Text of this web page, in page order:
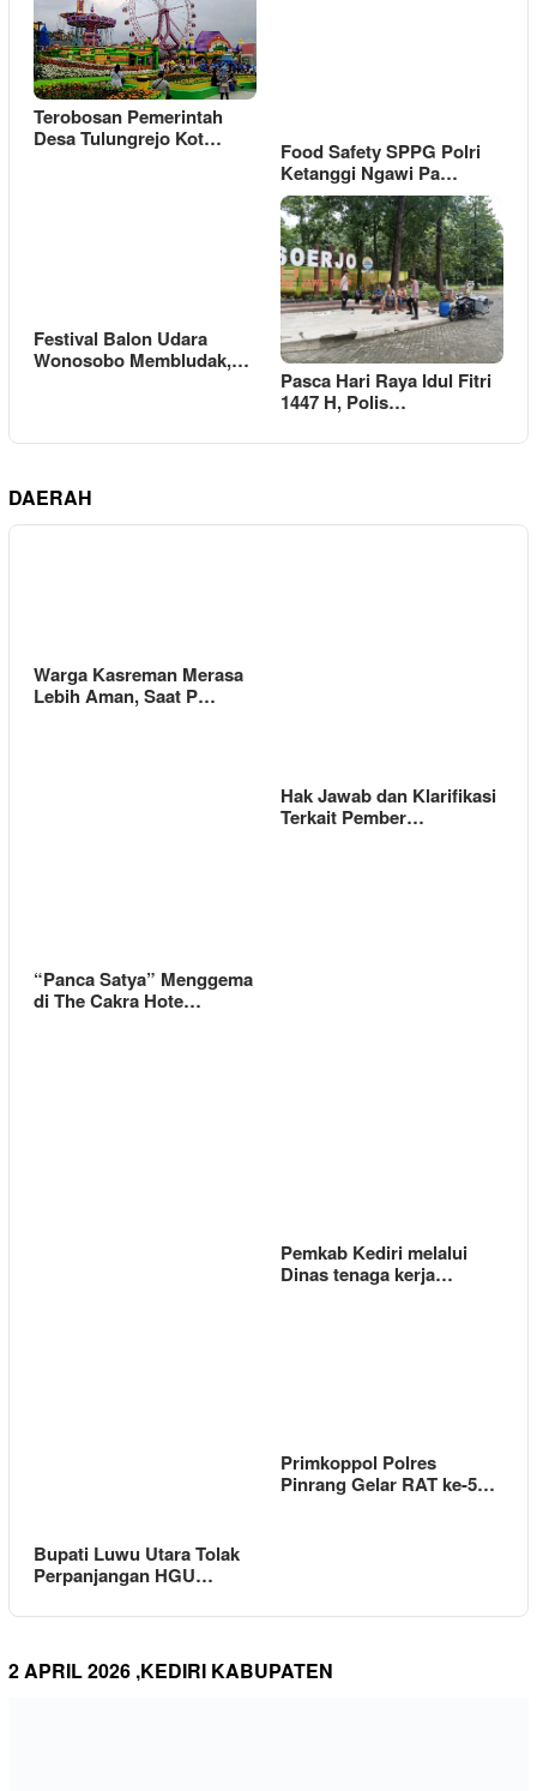
Terobosan Pemerintah
Desa Tulungrejo Kot…
Food Safety SPPG Polri
Ketanggi Ngawi Pa…
Festival Balon Udara
Wonosobo Membludak,…
Pasca Hari Raya Idul Fitri
1447 H, Polis…
DAERAH
Warga Kasreman Merasa
Lebih Aman, Saat P…
Hak Jawab dan Klarifikasi
Terkait Pember…
“Panca Satya” Menggema
di The Cakra Hote…
Pemkab Kediri melalui
Dinas tenaga kerja…
Bupati Luwu Utara Tolak
Perpanjangan HGU…
Primkoppol Polres
Pinrang Gelar RAT ke-5…
2 APRIL 2026 ,KEDIRI KABUPATEN